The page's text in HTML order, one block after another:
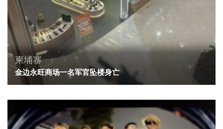
柬埔寨
金边永旺商场一名军官坠楼身亡